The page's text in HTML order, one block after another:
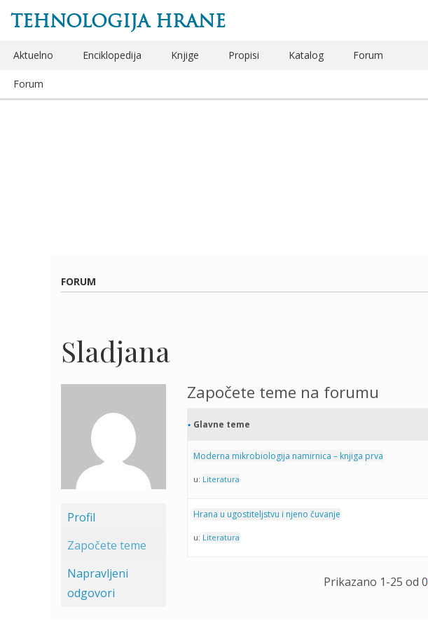
TEHNOLOGIJA HRANE
Aktuelno Enciklopedija Knjige Propisi Katalog Forum
Forum
FORUM
Sladjana
Profil
Započete teme
Napravljeni
odgovori
Započete teme na forumu
Glavne teme
Moderna mikrobiologija namirnica – knjiga prva
u: Literatura
Hrana u ugostiteljstvu i njeno čuvanje
u: Literatura
Prikazano 1-25 od 0